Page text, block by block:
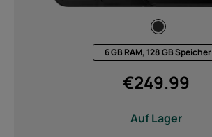
6 GB RAM, 128 GB Speicher
€249.99
Auf Lager